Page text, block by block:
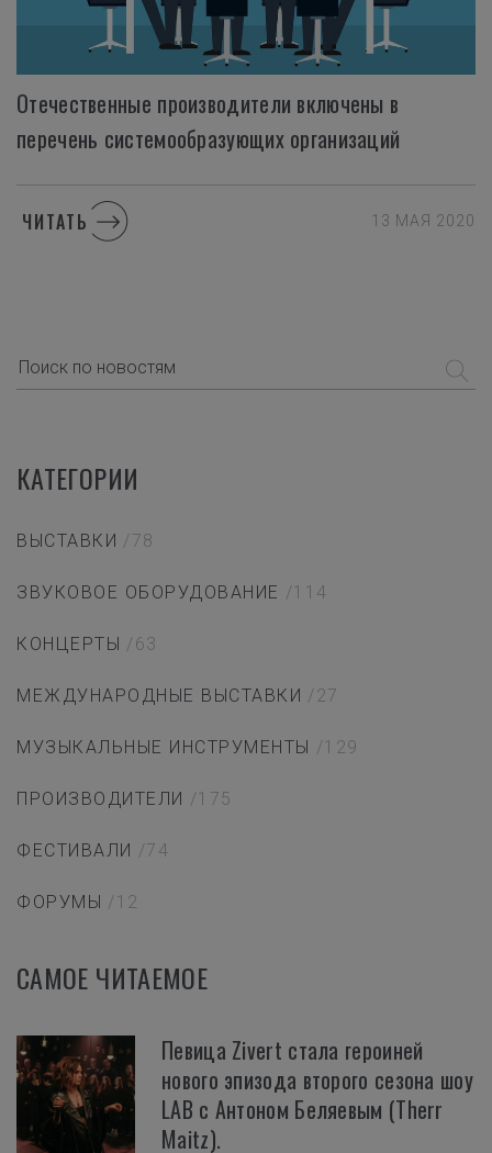
Отечественные производители включены в
перечень системообразующих организаций
ЧИТАТЬ 13 МАЯ 2020
КАТЕГОРИИ
ВЫСТАВКИ /78
ЗВУКОВОЕ ОБОРУДОВАНИЕ /114
КОНЦЕРТЫ /63
МЕЖДУНАРОДНЫЕ ВЫСТАВКИ /27
МУЗЫКАЛЬНЫЕ ИНСТРУМЕНТЫ /129
ПРОИЗВОДИТЕЛИ /175
ФЕСТИВАЛИ /74
ФОРУМЫ /12
САМОЕ ЧИТАЕМОЕ
Певица Zivert стала героиней
нового эпизода второго сезона шоу
LAB с Антоном Беляевым (Therr
Maitz).